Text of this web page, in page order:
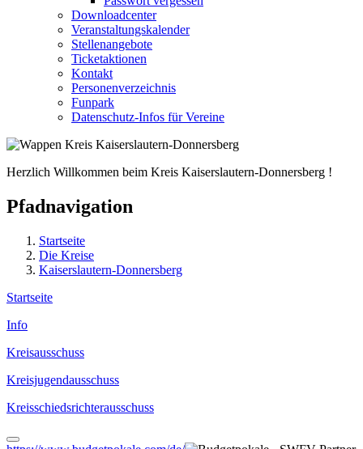
Downloadcenter
Veranstaltungskalender
Stellenangebote
Ticketaktionen
Kontakt
Personenverzeichnis
Funpark
Datenschutz-Infos für Vereine
Herzlich Willkommen beim Kreis Kaiserslautern-Donnersberg !
Pfadnavigation
Startseite
Die Kreise
Kaiserslautern-Donnersberg
Startseite
Info
Kreis­ausschuss
Kreis­jugend­ausschuss
Kreis­schieds­richter­ausschuss